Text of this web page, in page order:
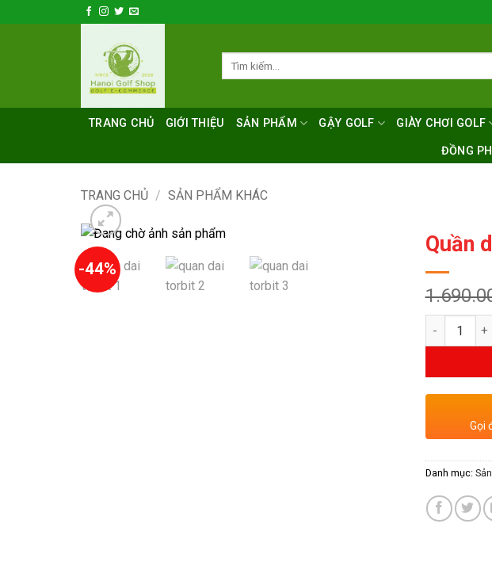
qua
TRANG CHỦ GIỚI THIỆU SẢN PHẨM GẬY GOLF GIÀY CHƠI GOLF
ĐỒNG
TRANG CHỦ / SẢN PHẨM KHÁC
-44%
Quần
Số lượng
Gọi
Danh mục: